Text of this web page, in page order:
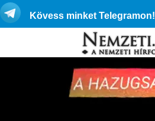
Kövess minket Telegramon!